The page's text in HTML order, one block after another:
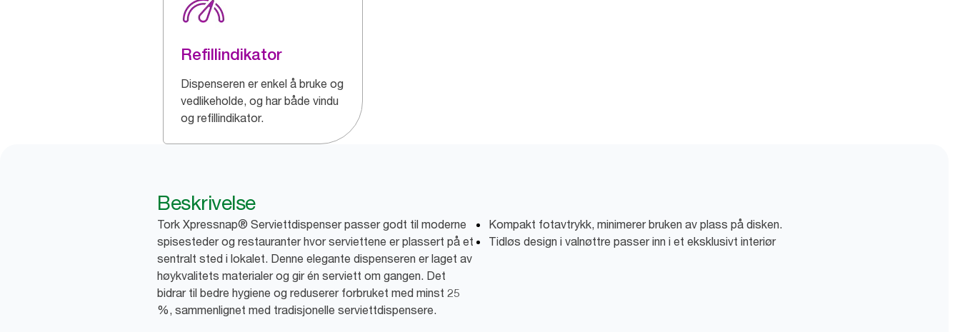
Refillindikator
Dispenseren er enkel å bruke og
vedlikeholde, og har både vindu
og refillindikator.
Beskrivelse
Tork Xpressnap® Serviettdispenser passer godt til moderne
spisesteder og restauranter hvor serviettene er plassert på et
sentralt sted i lokalet. Denne elegante dispenseren er laget av
høykvalitets materialer og gir én serviett om gangen. Det
bidrar til bedre hygiene og reduserer forbruket med minst 25
%, sammenlignet med tradisjonelle serviettdispensere.
Kompakt fotavtrykk, minimerer bruken av plass på disken.
Tidløs design i valnøttre passer inn i et eksklusivt interiør